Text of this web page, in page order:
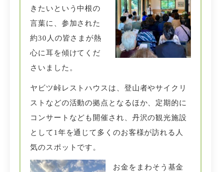
きたいという中根の
言葉に、参加された
約30人の皆さまが熱
心に耳を傾けてくだ
さいました。
ヤビツ峠レストハウスは、登山者やサイクリ
ストなどの活動の拠点となるほか、定期的に
コンサートなども開催され、丹沢の観光施設
として1年を通じて多くのお客様が訪れる人
気のスポットです。
お金をまわそう基金